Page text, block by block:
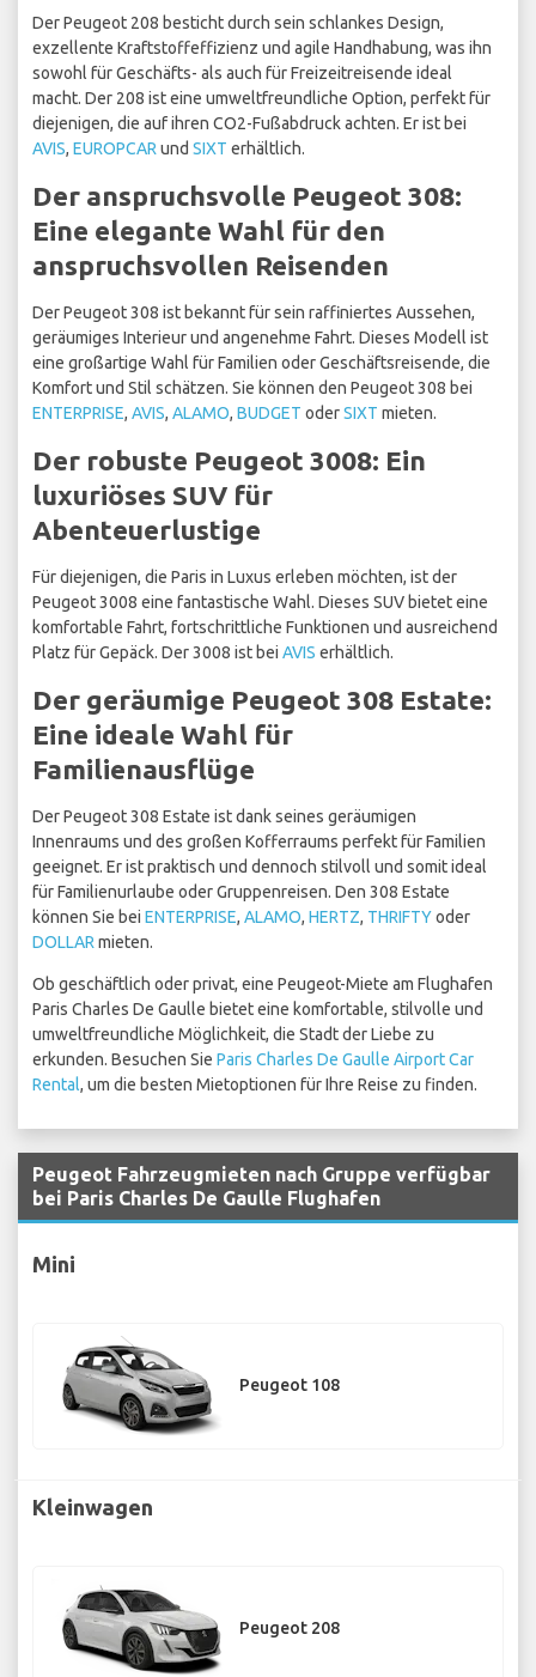
Der Peugeot 208 besticht durch sein schlankes Design,
exzellente Kraftstoffeffizienz und agile Handhabung, was ihn
sowohl für Geschäfts- als auch für Freizeitreisende ideal
macht. Der 208 ist eine umweltfreundliche Option, perfekt für
diejenigen, die auf ihren CO2-Fußabdruck achten. Er ist bei
AVIS, EUROPCAR und SIXT erhältlich.
Der anspruchsvolle Peugeot 308:
Eine elegante Wahl für den
anspruchsvollen Reisenden
Der Peugeot 308 ist bekannt für sein raffiniertes Aussehen,
geräumiges Interieur und angenehme Fahrt. Dieses Modell ist
eine großartige Wahl für Familien oder Geschäftsreisende, die
Komfort und Stil schätzen. Sie können den Peugeot 308 bei
ENTERPRISE, AVIS, ALAMO, BUDGET oderSIXT mieten.
Der robuste Peugeot 3008: Ein
luxuriöses SUV für
Abenteuerlustige
Für diejenigen, die Paris in Luxus erleben möchten, ist der
Peugeot 3008 eine fantastische Wahl. Dieses SUV bietet eine
komfortable Fahrt, fortschrittliche Funktionen und ausreichend
Platz für Gepäck. Der 3008 ist bei AVIS erhältlich.
Der geräumige Peugeot 308 Estate:
Eine ideale Wahl für
Familienausflüge
Der Peugeot 308 Estate ist dank seines geräumigen
Innenraums und des großen Kofferraums perfekt für Familien
geeignet. Er ist praktisch und dennoch stilvoll und somit ideal
für Familienurlaube oder Gruppenreisen. Den 308 Estate
können Sie bei ENTERPRISE, ALAMO, HERTZ, THRIFTYoder
DOLLAR mieten.
Ob geschäftlich oder privat, eine Peugeot-Miete am Flughafen
Paris Charles De Gaulle bietet eine komfortable, stilvolle und
umweltfreundliche Möglichkeit, die Stadt der Liebe zu
erkunden. Besuchen Sie Paris Charles De Gaulle Airport Car
Rental, um die besten Mietoptionen für Ihre Reise zu finden.
Peugeot Fahrzeugmieten nach Gruppe verfügbar
bei Paris Charles De Gaulle Flughafen
Mini
Peugeot 108
Kleinwagen
Peugeot 208